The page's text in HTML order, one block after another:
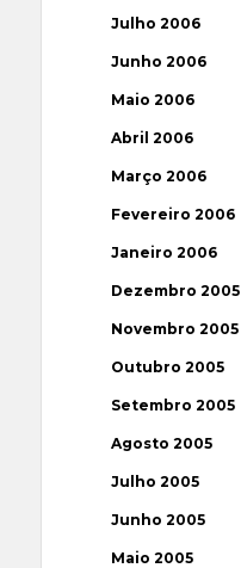
Julho 2006
Junho 2006
Maio 2006
Abril 2006
Março 2006
Fevereiro 2006
Janeiro 2006
Dezembro 2005
Novembro 2005
Outubro 2005
Setembro 2005
Agosto 2005
Julho 2005
Junho 2005
Maio 2005